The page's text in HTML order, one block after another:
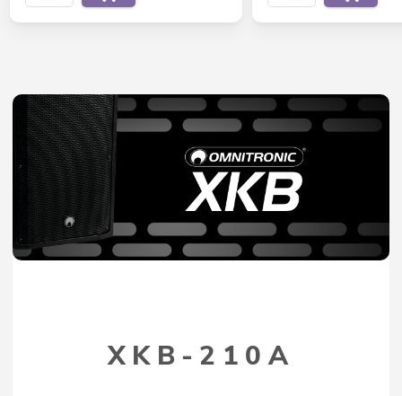
XKB-210A